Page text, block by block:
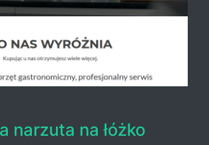
narzuta na łóżko